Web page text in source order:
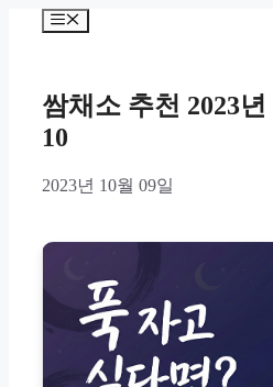
Menu
쌈채소 추천 2023
10
2023년 10월 09일